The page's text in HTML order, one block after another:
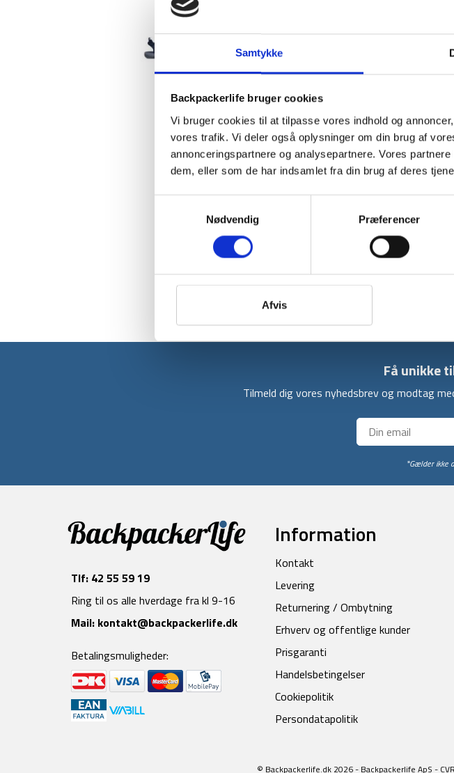
Samtykke
Backpackerlife bruger cookies
Vi bruger cookies til at tilpasse vores indhold og
vores trafik. Vi deler også oplysninger om din brug af
annonceringspartnere og analysepartnere. Vores
dem, eller som de har indsamlet fra din brug af deres
Nødvendig
Præferencer
Afvis
Brontie
balance
Få unikke
Tilmeld dig vores nyhedsbrev og modtag
*Gælder ikke
Tlf: 42 55 59 19
Ring til os alle hverdage fra kl 9-16
Mail: kontakt@backpackerlife.dk
Betalingsmuligheder:
Information
Kontakt
Levering
Returnering / Ombytning
Erhverv og offentlige kunder
Prisgaranti
Handelsbetingelser
Cookiepolitik
Persondatapolitik
© Backpackerlife.dk 2026 - Backpackerlife ApS -